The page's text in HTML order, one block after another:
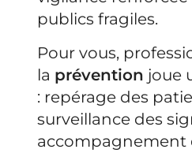
publics fragiles.
Pour vous,
la prévention joue
: repérage des
surveillance des
accompagnement